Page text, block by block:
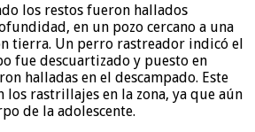
los restos fueron hallados
en un pozo cercano a una
tierra. Un perro rastreador indicó el
fue descuartizado y puesto en
halladas en el descampado. Este
rastrillajes en la zona, ya que aún
de la adolescente.